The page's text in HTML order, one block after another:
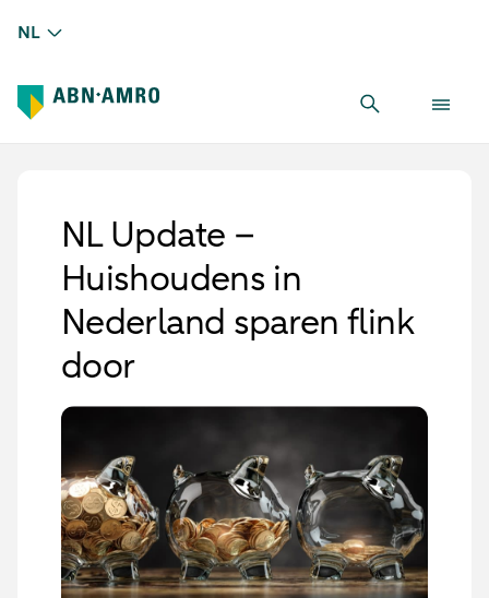
NL
NL Update –
Huishoudens in
Nederland sparen flink
door